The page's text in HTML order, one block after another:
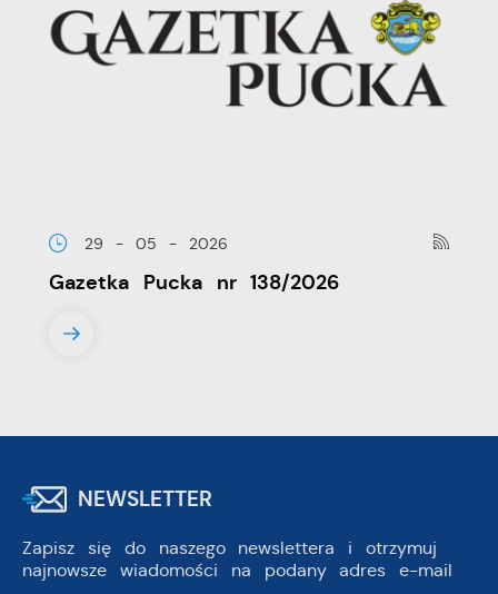
29 - 05 - 2026
Gazetka Pucka nr 138/2026
NEWSLETTER
Zapisz się do naszego newslettera i otrzymuj
najnowsze wiadomości na podany adres e-mail